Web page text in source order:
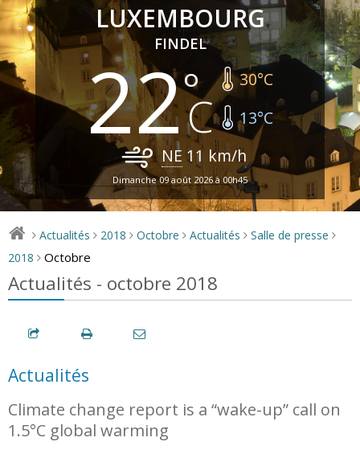
LUXEMBOURG
FINDEL
22 30°C
13°C
NE 11 km/h
Dimanche 09 août 2026 à 00h45
> Actualités > 2018 > Octobre > Actualités > Salle de presse >
2018 > Octobre
Actualités - octobre 2018
Actualités
Climate change report is a “wake-up” call on
1.5°C global warming